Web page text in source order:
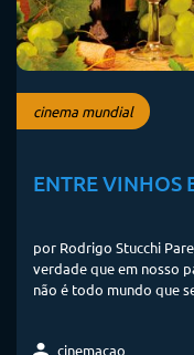
cinema mundial
ENTRE VINHOS
por Rodrigo Stucchi
verdade que em nosso
não é todo mundo que
cinemacao